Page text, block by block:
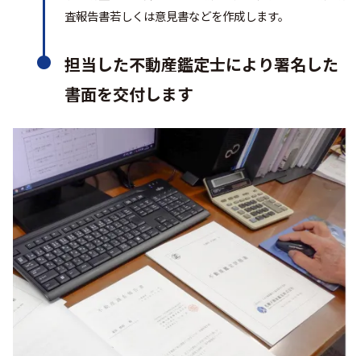
査報告書若しくは意見書などを作成します。
担当した不動産鑑定士により署名した
書面を交付します